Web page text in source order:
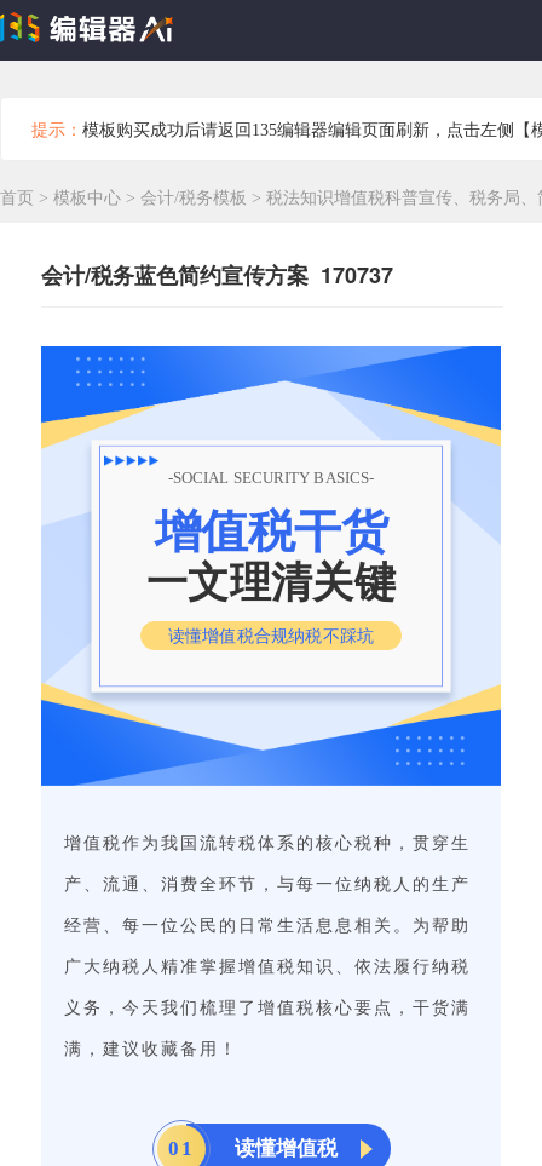
提示： 模板购买成功后请返回135编辑器编辑页面刷新，点击左侧【
首页 > 模板中心 > 会计/税务模板 > 税法知识增值税科普宣传、税务局
会计/税务蓝色简约宣传方案 170737
-SOCIAL SECURITY BASICS-
增值税干货
一文理清关键
读懂增值税合规纳税不踩坑
增值税作为我国流转税体系的核心税种，贯穿生
产、流通、消费全环节，与每一位纳税人的生产
经营、每一位公民的日常生活息息相关。为帮助
广大纳税人精准掌握增值税知识、依法履行纳税
义务，今天我们梳理了增值税核心要点，干货满
满，建议收藏备用！
0 1 读懂增值税